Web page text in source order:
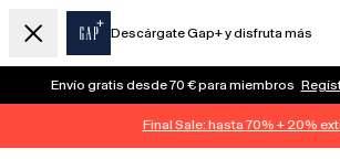
Descárgate Gap+ y disfruta más
Envío gratis desde 70 € para miembros
Final Sale: hasta 70% + 20%